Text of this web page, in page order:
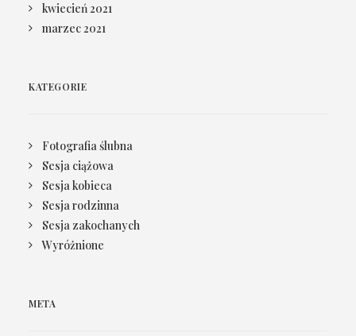
kwiecień 2021
marzec 2021
KATEGORIE
Fotografia ślubna
Sesja ciążowa
Sesja kobieca
Sesja rodzinna
Sesja zakochanych
Wyróżnione
META